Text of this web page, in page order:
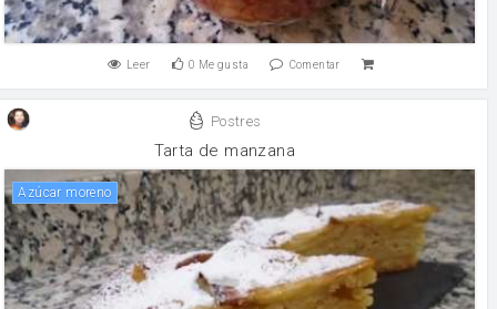
Leer 0 Me gusta Comentar
Postres
Tarta de manzana
Azúcar moreno